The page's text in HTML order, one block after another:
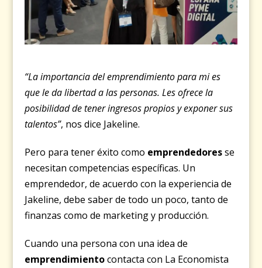
“La importancia del emprendimiento para mi es
que le da libertad a las personas. Les ofrece la
posibilidad de tener ingresos propios y exponer sus
talentos”, nos dice Jakeline.
Pero para tener éxito como emprendedoresse
necesitan competencias específicas. Un
emprendedor, de acuerdo con la experiencia de
Jakeline, debe saber de todo un poco, tanto de
finanzas como de marketing y producción.
Cuando una persona con una idea de
emprendimientocontacta con La Economista